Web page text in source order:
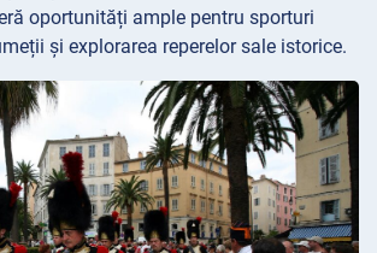
oportunități ample pentru sporturi
și explorarea reperelor sale istorice.